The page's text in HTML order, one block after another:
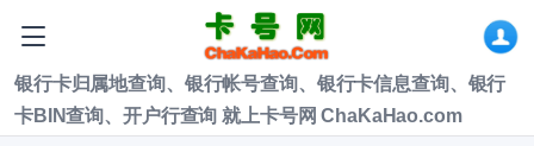
银行卡归属地查询、银行帐号查询、银行卡信息查询、银行
卡BIN查询、开户行查询 就上卡号网 ChaKaHao.com